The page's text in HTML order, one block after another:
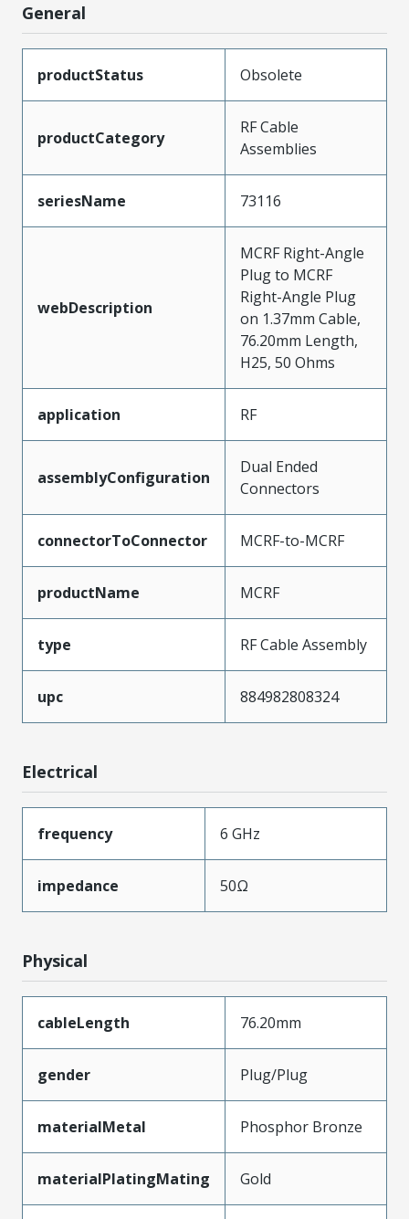
General
productStatus Obsolete
productCategory
RF Cable
Assemblies
seriesName 73116
webDescription
MCRF Right-Angle
Plug to MCRF
Right-Angle Plug
on 1.37mm Cable,
76.20mm Length,
H25, 50 Ohms
application RF
assemblyConfiguration
Dual Ended
Connectors
connectorToConnector MCRF-to-MCRF
productName MCRF
type RF Cable Assembly
upc 884982808324
Electrical
frequency 6 GHz
impedance 50Ω
Physical
cableLength 76.20mm
gender Plug/Plug
materialMetal Phosphor Bronze
materialPlatingMating Gold